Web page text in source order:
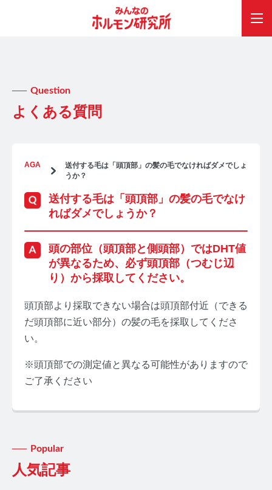
メディアコンセプト
AGA
テストステロン
よくある質問
Question
AGA
送付する毛は「頭頂部」の髪の毛でなければダメでしょ
うか？
送付する毛は「頭頂部」の髪の毛でなけ
ればダメでしょうか？
頭の部位（頭頂部と側頭部）ではDHT値
が異なるため、必ず頭頂部（つむじ辺
り）から採取してください。
頭頂部より採取できない場合は頭頂部付近（できる
だ頭頂部に近い部分）の髪の毛を採取してくださ
い。
※頭頂部での測定値と異なる可能性がありますので
ご了承ください
人気記事
Popular